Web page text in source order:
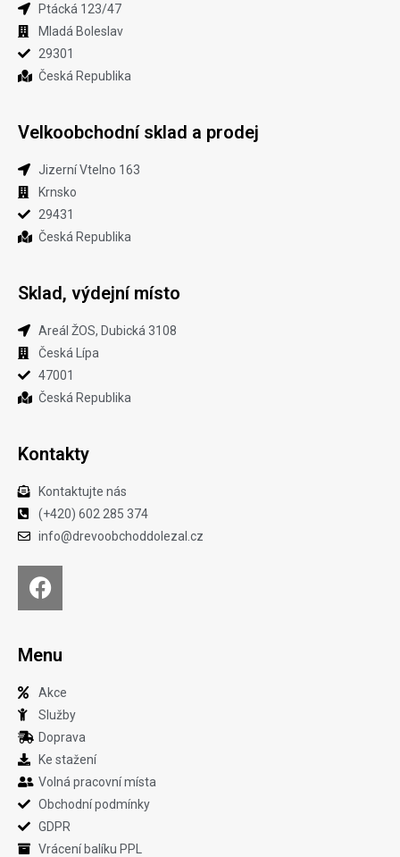
Ptácká 123​/47
Mladá Boleslav​
29301
Česká Republika
Velkoobchodní sklad a prodej​
Jizerní Vtelno 163​
Krnsko
29431
Česká Republika
Sklad, výdejní místo
Areál ŽOS, Dubická 3108
Česká Lípa
47001
Česká Republika
Kontakty
Kontaktujte nás
(+420) 602 285 374
info@drevoobchoddolezal.cz
Menu
Akce
Služby
Doprava
Ke stažení
Volná pracovní místa
Obchodní podmínky
GDPR
Vrácení balíku PPL